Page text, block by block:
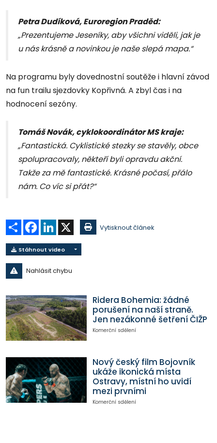
Petra Dudíková, Euroregion Praděd:
„Prezentujeme Jeseníky, aby všichni viděli, jak je
u nás krásně a novinkou je naše slepá mapa.“
Na programu byly dovednostní soutěže i hlavní závod
na fun trailu sjezdovky Kopřivná. A zbyl čas i na
hodnocení sezóny.
Tomáš Novák, cyklokoordinátor MS kraje:
„Fantastická. Cyklistické stezky se stavěly, obce
spolupracovaly, někteří byli opravdu akční.
Takže za mě fantastické. Krásné počasí, přálo
nám. Co víc si přát?“
Sdílet Facebook
LinkedIn Vytisknout článek
Stáhnout video
Nahlásit chybu
Ridera Bohemia: žádné
porušení na naší straně.
Jen nezákonné šetření ČIŽP
Komerční sdělení
Nový český film Bojovník
ukáže ikonická místa
Ostravy, místní ho uvidí
mezi prvními
Komerční sdělení